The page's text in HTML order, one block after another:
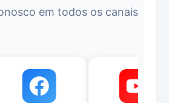
em todos os canais